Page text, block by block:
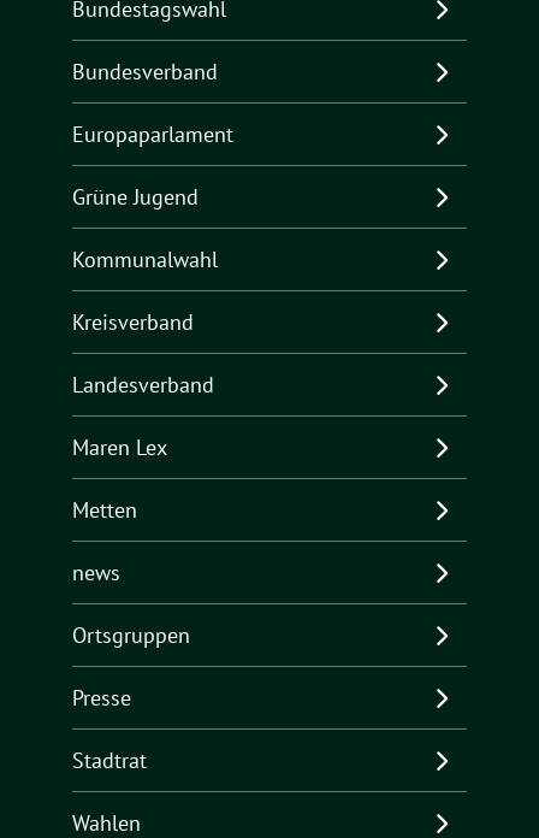
Bundestagswahl
Bundesverband
Europaparlament
Grüne Jugend
Kommunalwahl
Kreisverband
Landesverband
Maren Lex
Metten
news
Ortsgruppen
Presse
Stadtrat
Wahlen